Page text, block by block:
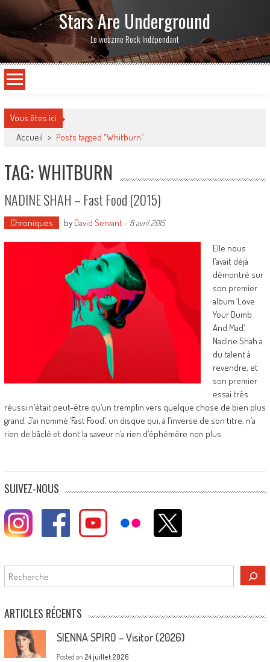
Stars Are Underground
Le webzine Rock Indépendant
Vous êtes ici
Accueil > Posts tagged "Whitburn"
TAG: WHITBURN
NADINE SHAH – Fast Food (2015)
Chroniques by David Servant- 8 avril 2015
Elle nous
l’avait déjà
démontré sur
son premier
album ‘Love
Your Dumb
And Mad’,
Nadine Shah a
du talent à
revendre, et
son premier
essai très
réussi n’était peut-être qu’un tremplin vers quelque chose de bien plus
grand. J’ai nommé ‘Fast Food’, un disque qui, à l’inverse de son titre, n’a
rien de bâclé et dont la saveur n’a rien d’éphémère non plus.
SUIVEZ-NOUS
Rechercher
ARTICLES RÉCENTS
SIENNA SPIRO – Visitor (2026)
Posted on 24 juillet 2026